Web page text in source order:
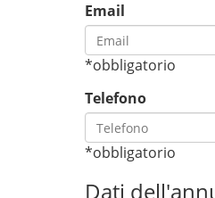
Email
*obbligatorio
Telefono
*obbligatorio
Dati